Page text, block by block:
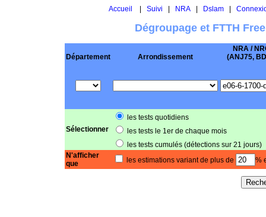
Accueil Suivi NRA| Dslam|
Dégroupage et FTTH
Département Arrondissement
NRA /
(ANJ75,
Sélectionner
les tests quotidiens
les tests le 1er de chaque mois
les tests cumulés (détections sur 21 jours)
N'afficher
que
les estimations variant de plus de %